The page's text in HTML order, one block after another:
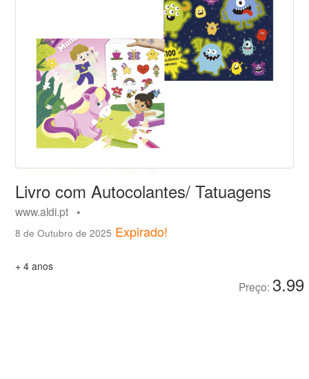
Livro com Autocolantes/ Tatuagens
www.aldi.pt •
8 de Outubro de 2025 Expirado!
+ 4 anos
Preço: 3.99